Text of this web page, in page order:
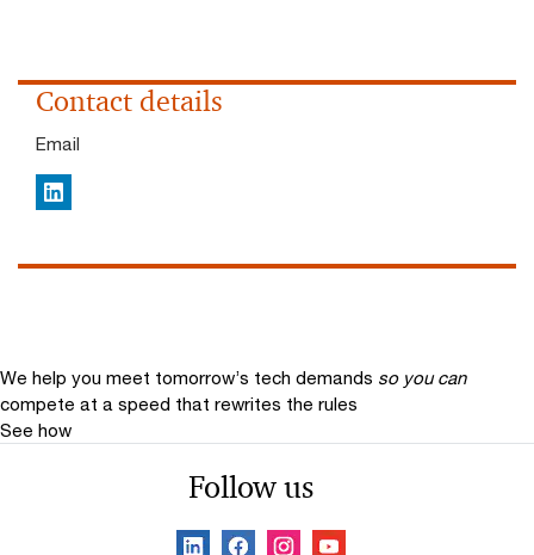
Contact details
Email
LinkedIn
We help you meet tomorrow’s tech demands so you can
compete at a speed that rewrites the rules
See how
Follow us